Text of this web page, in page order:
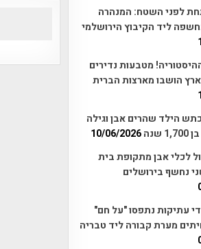
לפני השטח: המנהרה
ליד הקיבוץ הירושלמי
מטבעות נדירים
הושבו מארצות הברית
הילד שהרים אבן וגילה
10/06/2026
לכלי אבן מתקופת בית
נחשף בירושלים
עתיקות נתפסו "על חם"
מערת קבורה ליד טבריה